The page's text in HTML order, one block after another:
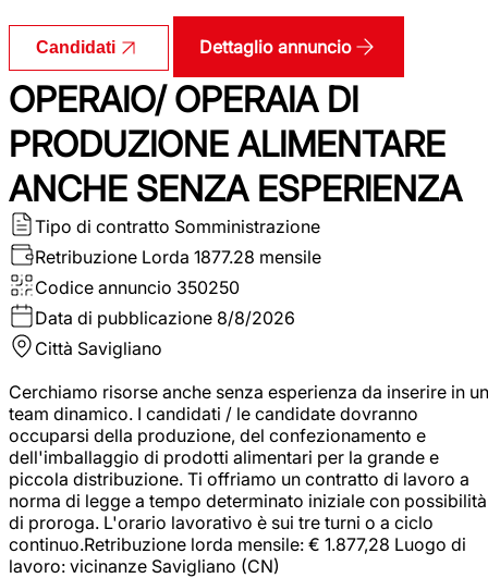
Candidati Dettaglio annuncio
OPERAIO/ OPERAIA DI
PRODUZIONE ALIMENTARE
ANCHE SENZA ESPERIENZA
Tipo di contratto Somministrazione
Retribuzione Lorda 1877.28 mensile
Codice annuncio 350250
Data di pubblicazione 8/8/2026
Città Savigliano
Cerchiamo risorse anche senza esperienza da inserire in un
team dinamico. I candidati / le candidate dovranno
occuparsi della produzione, del confezionamento e
dell'imballaggio di prodotti alimentari per la grande e
piccola distribuzione. Ti offriamo un contratto di lavoro a
norma di legge a tempo determinato iniziale con possibilità
di proroga. L'orario lavorativo è sui tre turni o a ciclo
continuo.Retribuzione lorda mensile: € 1.877,28 Luogo di
lavoro: vicinanze Savigliano (CN)